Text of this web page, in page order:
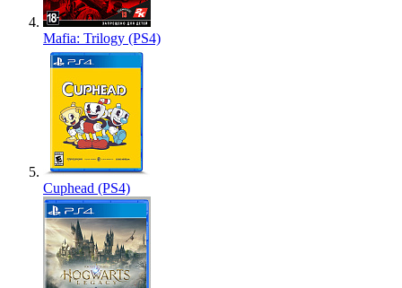
Mafia: Trilogy (PS4)
Cuphead (PS4)